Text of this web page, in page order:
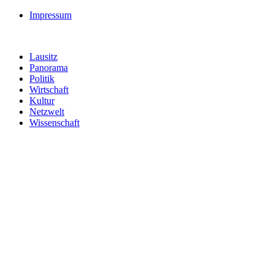
Impressum
Lausitz
Panorama
Politik
Wirtschaft
Kultur
Netzwelt
Wissenschaft